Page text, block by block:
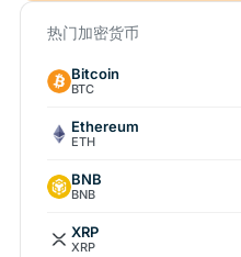
热门加密货币
Bitcoin
BTC
Ethereum
ETH
BNB
BNB
XRP
XRP